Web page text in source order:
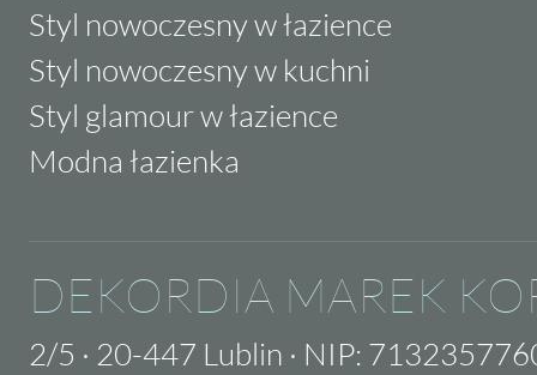
Styl nowoczesny w łazience
Styl nowoczesny w kuchni
Styl glamour w łazience
Modna łazienka
DEKORDIA MAREK
2/5 · 20-447 Lublin · NIP: